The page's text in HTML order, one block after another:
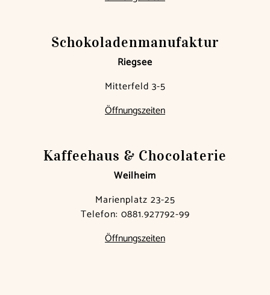
Schokoladen­manufaktur
Riegsee
Mitterfeld 3-5
Öffnungszeiten
Kaffeehaus & Chocolaterie
Weilheim
Marienplatz 23-25
Telefon: 0881.927792-99
Öffnungszeiten